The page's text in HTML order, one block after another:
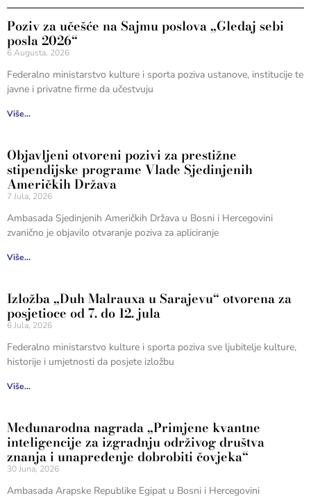
Poziv za učešće na Sajmu poslova „Gledaj sebi
posla 2026“
6 Augusta, 2026
Federalno ministarstvo kulture i sporta poziva ustanove, institucije te
javne i privatne firme da učestvuju
Više...
Objavljeni otvoreni pozivi za prestižne
stipendijske programe Vlade Sjedinjenih
Američkih Država
7 Jula, 2026
Ambasada Sjedinjenih Američkih Država u Bosni i Hercegovini
zvanično je objavilo otvaranje poziva za apliciranje
Više...
Izložba „Duh Malrauxa u Sarajevu“ otvorena za
posjetioce od 7. do 12. jula
6 Jula, 2026
Federalno ministarstvo kulture i sporta poziva sve ljubitelje kulture,
historije i umjetnosti da posjete izložbu
Više...
Međunarodna nagrada „Primjene kvantne
inteligencije za izgradnju održivog društva
znanja i unapređenje dobrobiti čovjeka“
30 Juna, 2026
Ambasada Arapske Republike Egipat u Bosni i Hercegovini